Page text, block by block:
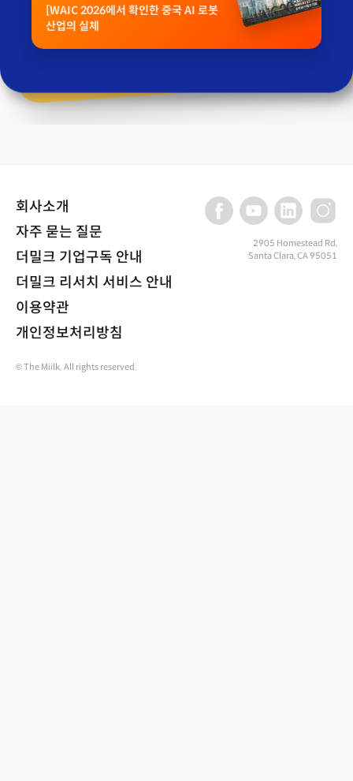
[WAIC 2026에서 확인한 중국 AI 로봇
산업의 실체
회사소개
자주 묻는 질문
더밀크 기업구독 안내
더밀크 리서치 서비스 안내
이용약관
개인정보처리방침
2905 Homestead Rd,
Santa Clara, CA 95051
© The Miilk. All rights reserved.